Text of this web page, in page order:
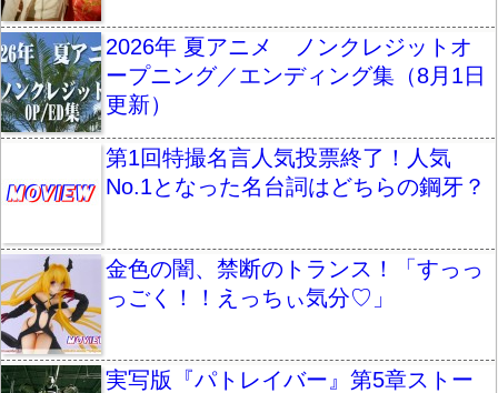
2026年 夏アニメ ノンクレジットオ
ープニング／エンディング集（8月1日
更新）
第1回特撮名言人気投票終了！人気
No.1となった名台詞はどちらの鋼牙？
金色の闇、禁断のトランス！「すっっ
っごく！！えっちぃ気分♡」
実写版『パトレイバー』第5章ストー